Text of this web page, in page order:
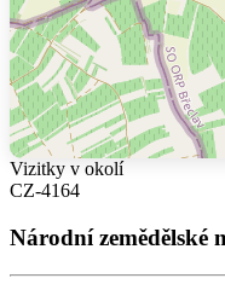
Vizitky v okolí
CZ-4164
Národní zemědělské